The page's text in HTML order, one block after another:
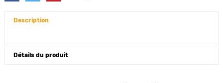
Description
Détails du produit